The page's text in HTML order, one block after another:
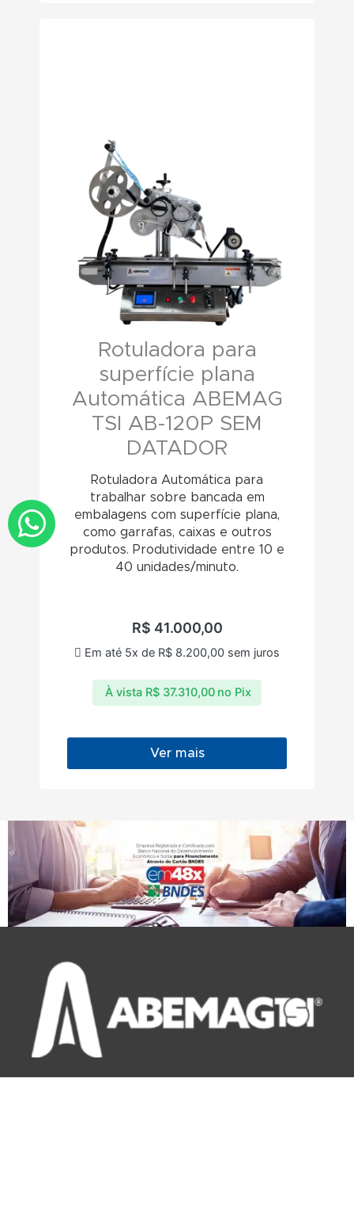
Rotuladora para
superfície plana
Automática ABEMAG
TSI AB-120P SEM
DATADOR
Rotuladora Automática para
trabalhar sobre bancada em
embalagens com superfície plana,
como garrafas, caixas e outros
produtos. Produtividade entre 10 e
40 unidades/minuto.
R$ 41.000,00
Em até 5x de R$8.200,00sem juros
À vista R$37.310,00 no Pix
Ver mais